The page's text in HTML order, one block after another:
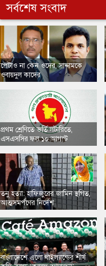
সর্বশেষ সংবাদ
​পেটাও না কেন ওদের, সাদ্দামকে
ওবায়দুল কাদের
প্রথম শ্রেণিতে ভর্তি লটারিতে,
এসএসসির ফল ১০ আগস্ট
তনু হত্যা: হাফিজুরের জামিন স্থগিত,
আত্মসমর্পণের নির্দেশ
​বাংলাদেশে এলো থাইল্যান্ডের শীর্ষ